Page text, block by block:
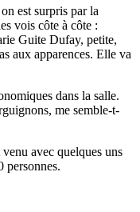
est surpris par la
vois côte à côte :
Guite Dufay, petite,
aux apparences. Elle va
dans la salle.
me semble-t-
avec quelques uns
personnes.